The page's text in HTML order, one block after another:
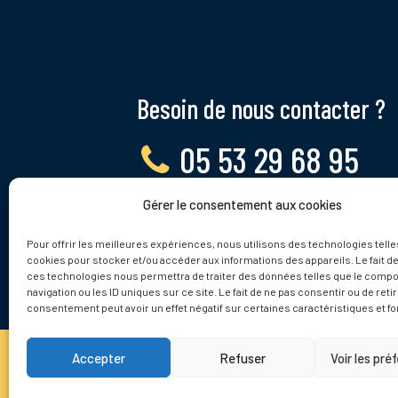
Gérer le consentement aux cookies
Pour offrir les meilleures expériences, nous utilisons des technologies
cookies pour stocker et/ou accéder aux informations des appareils. Le fait
ces technologies nous permettra de traiter des données telles que le
navigation ou les ID uniques sur ce site. Le fait de ne pas consentir ou de
consentement peut avoir un effet négatif sur certaines caractéristiques et
Accepter Refuser Voir les
Besoin de nous contacter ?
05 53 29 68 95
Lundi - Vendredi, 9 - 12h